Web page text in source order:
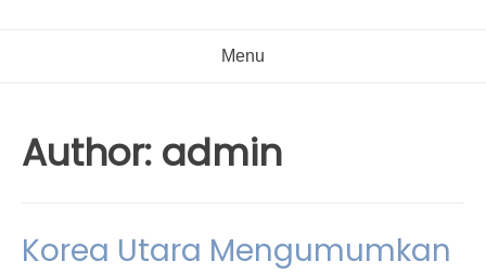
Menu
Author: admin
Korea Utara Mengumumkan